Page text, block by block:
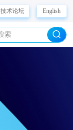
技术论坛 English